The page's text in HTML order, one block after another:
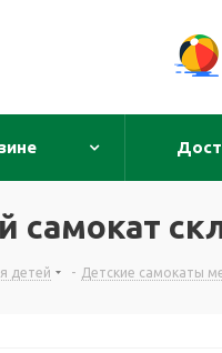
самокат
детей - Детские самокаты